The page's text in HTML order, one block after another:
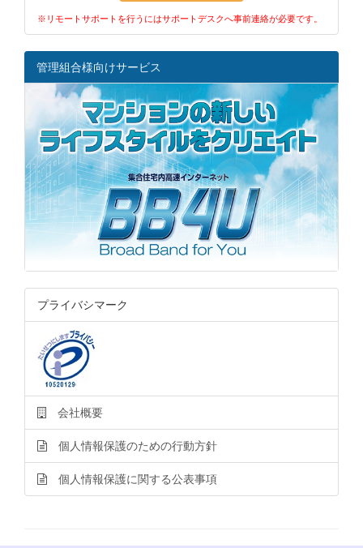
※リモートサポートを行うにはサポートデスクへ事前連絡が必要です。
管理組合様向けサービス
プライバシマーク
会社概要
個人情報保護のための行動方針
個人情報保護に関する公表事項